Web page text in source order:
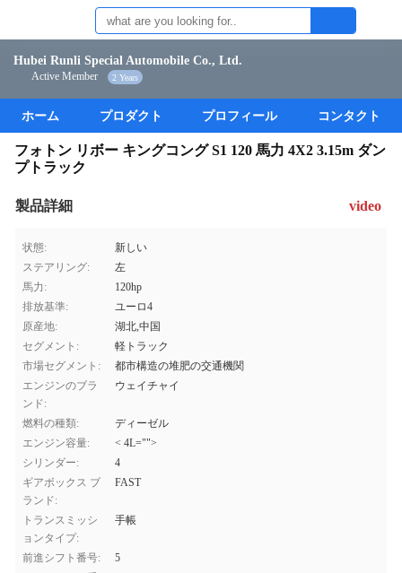
Hubei Runli Special Automobile Co., Ltd.
Active Member 2 Years
ホーム プロダクト プロフィール コンタクト
フォトン リボー キングコング S1 120 馬力 4X2 3.15m ダン
プトラック
製品詳細 video
状態:
新しい
ステアリング:
左
馬力:
120hp
排放基準:
ユーロ4
原産地:
湖北,中国
セグメント:
軽トラック
市場セグメント:
都市構造の堆肥の交通機関
エンジンのブラ
ンド:
ウェイチャイ
燃料の種類:
ディーゼル
エンジン容量:
< 4L="">
シリンダー:
4
ギアボックス ブ
ランド:
FAST
トランスミッシ
ョンタイプ:
手帳
前進シフト番号:
5